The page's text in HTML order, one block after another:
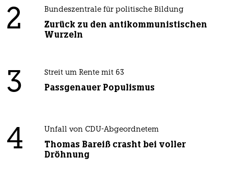
2 Bundeszentrale für politische Bildung
Zurück zu den antikommunistischen
Wurzeln
3 Streit um Rente mit 63
Passgenauer Populismus
4 Unfall von CDU-Abgeordnetem
Thomas Bareiß crasht bei voller
Dröhnung